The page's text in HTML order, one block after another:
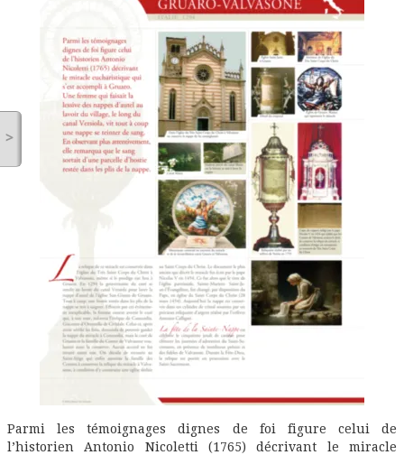
Jeunesse▼
Vie Chrétienne
Miracles Euchar.
>
Parmi les témoignages dignes de foi figure celui de
l’historien Antonio Nicoletti (1765) décrivant le miracle